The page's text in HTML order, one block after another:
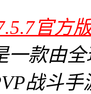
官方
一款由
战斗